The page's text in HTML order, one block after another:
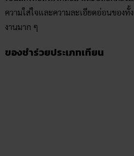
งานมาก ๆ
ของชำร่วยประเภทเทียน